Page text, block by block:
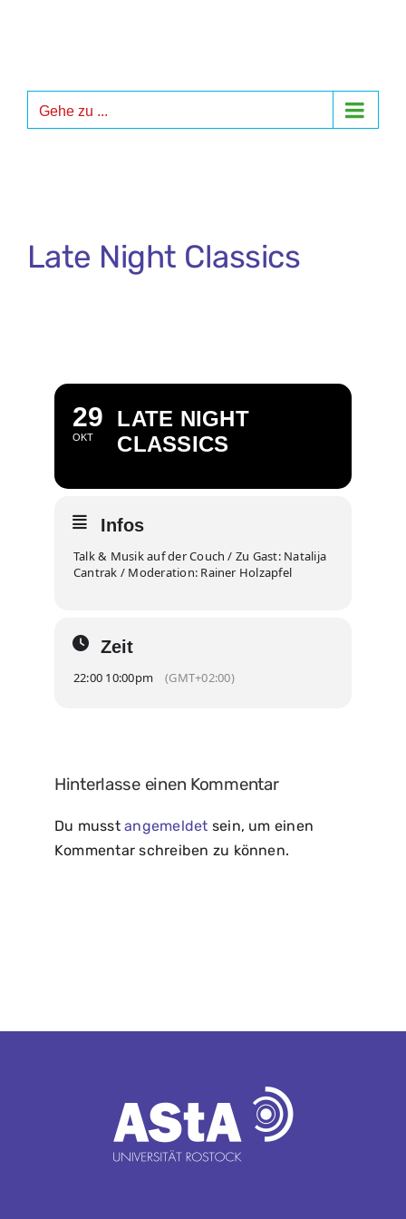
Gehe zu ...
Late Night Classics
29
OKT
LATE NIGHT
CLASSICS
Infos
Talk & Musik auf der Couch / Zu Gast: Natalija
Cantrak / Moderation: Rainer Holzapfel
Zeit
22:00 10:00pm (GMT+02:00)
Hinterlasse einen Kommentar
Du musstangemeldet sein, um einen
Kommentar schreiben zu können.